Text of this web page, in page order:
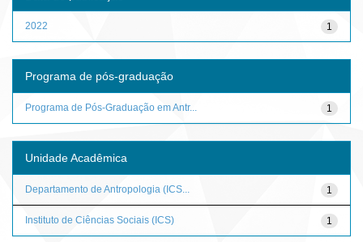
1
2022
Programa de pós-graduação
1
Programa de Pós-Graduação em Antr...
Unidade Acadêmica
1
Departamento de Antropologia (ICS...
1
Instituto de Ciências Sociais (ICS)